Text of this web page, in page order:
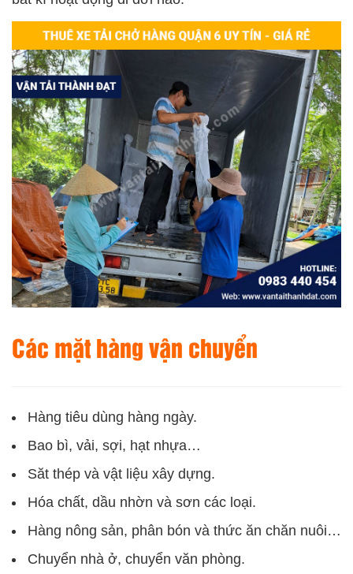
Các mặt hàng vận chuyển
Hàng tiêu dùng hàng ngày.
Bao bì, vải, sợi, hạt nhựa…
Săt thép và vật liệu xây dựng.
Hóa chất, dầu nhờn và sơn các loại.
Hàng nông sản, phân bón và thức ăn chăn nuôi…
Chuyển nhà ở, chuyển văn phòng.